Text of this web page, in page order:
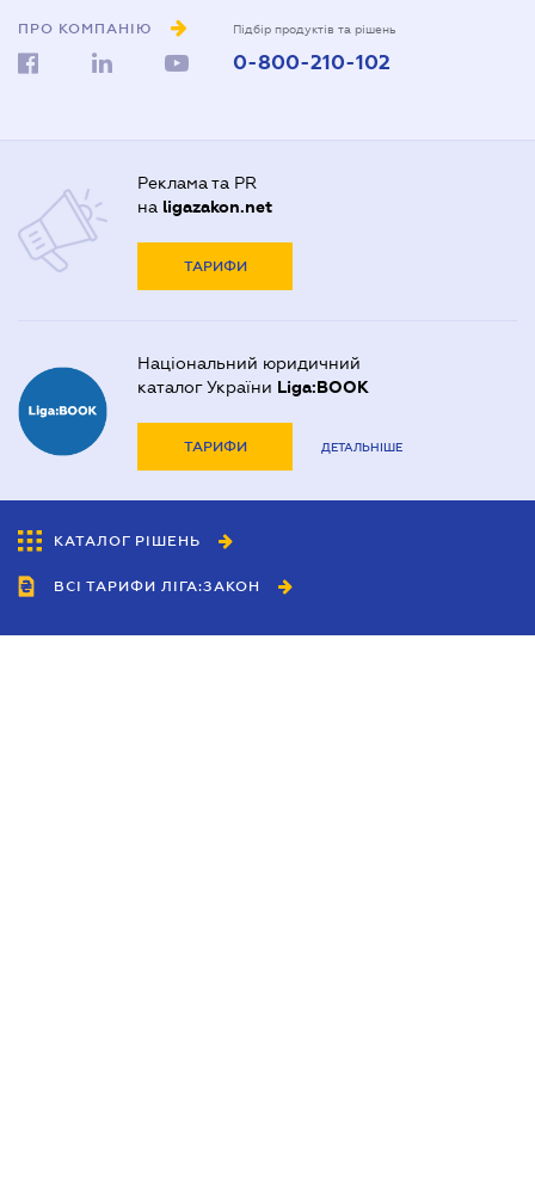
ПРО КОМПАНІЮ Підбір продуктів та рішень
0-800-210-102
Реклама та PR
на ligazakon.net
ТАРИФИ
Національний юридичний
каталог України Liga:BOOK
ТАРИФИ ДЕТАЛЬНІШЕ
КАТАЛОГ РІШЕНЬ
ВСІ ТАРИФИ ЛІГА:ЗАКОН